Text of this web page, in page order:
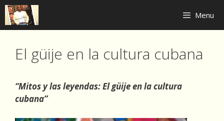
Skip
to
content
Menu
El güije en la cultura cubana
“Mitos y las leyendas: El güije en la cultura
cubana”